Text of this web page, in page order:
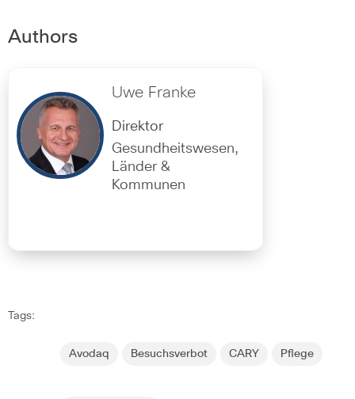
Authors
Uwe Franke
Direktor
Gesundheitswesen,
Länder &
Kommunen
Tags:
Avodaq Besuchsverbot CARY Pflege